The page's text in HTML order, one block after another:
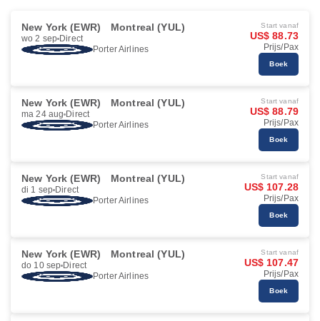
New York (EWR) Montreal (YUL)
wo 2 sep Direct
Porter Airlines
Start vanaf
US$ 88.73
Prijs/Pax
Boek
New York (EWR) Montreal (YUL)
ma 24 aug Direct
Porter Airlines
Start vanaf
US$ 88.79
Prijs/Pax
Boek
New York (EWR) Montreal (YUL)
di 1 sep Direct
Porter Airlines
Start vanaf
US$ 107.28
Prijs/Pax
Boek
New York (EWR) Montreal (YUL)
do 10 sep Direct
Porter Airlines
Start vanaf
US$ 107.47
Prijs/Pax
Boek